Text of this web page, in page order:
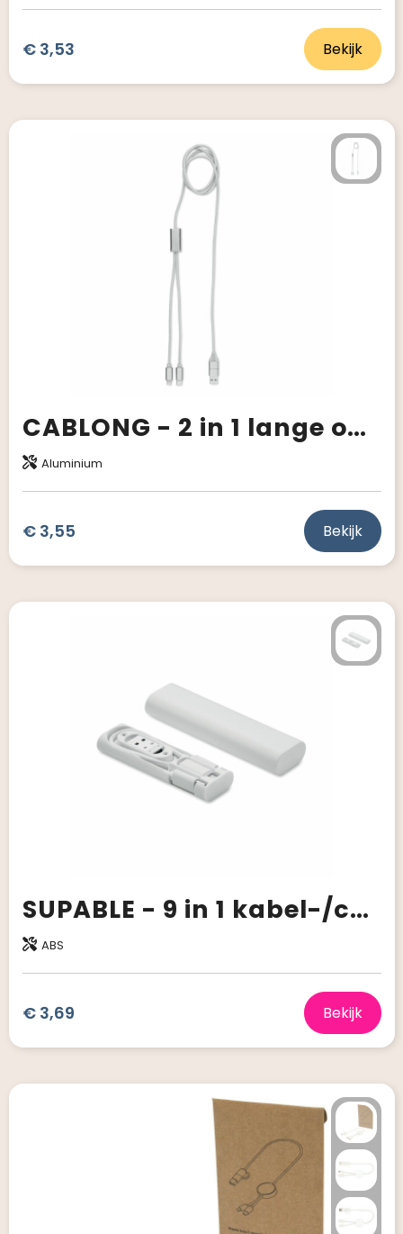
€ 3,53 Bekijk
CABLONG - 2 in 1 lange oplaadkabel
Aluminium
€ 3,55 Bekijk
SUPABLE - 9 in 1 kabel-/connectorset
ABS
€ 3,69 Bekijk